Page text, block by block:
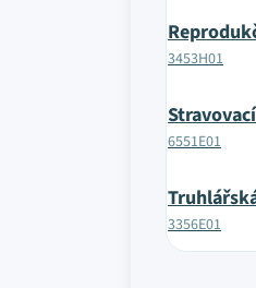
3453H01
6551E01
3356E01